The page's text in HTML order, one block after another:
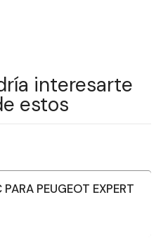
interesarte
estos
PEUGEOT EXPERT